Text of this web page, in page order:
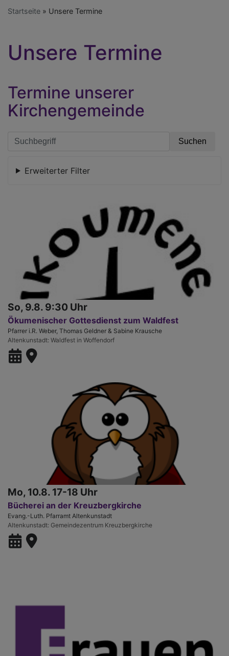
Startseite Unsere Termine
Unsere Termine
Termine unserer
Kirchengemeinde
Erweiterter Filter
So, 9.8. 9:30 Uhr
Ökumenischer Gottesdienst zum Waldfest
Pfarrer i.R. Weber, Thomas Geldner & Sabine Krausche
Altenkunstadt Waldfest in Woffendorf
Mo, 10.8. 17-18 Uhr
Bücherei an der Kreuzbergkirche
Evang.-Luth. Pfarramt Altenkunstadt
Altenkunstadt Gemeindezentrum Kreuzbergkirche